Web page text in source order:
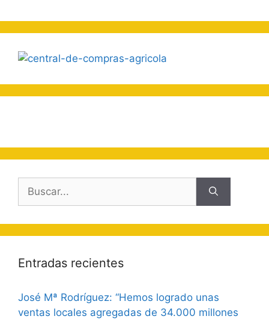
Entradas recientes
José Mª Rodríguez: “Hemos logrado unas
ventas locales agregadas de 34.000 millones